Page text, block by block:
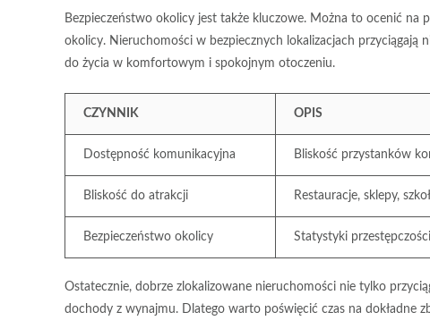
Bezpieczeństwo okolicy jest także kluczowe. Można to ocenić na
okolicy. Nieruchomości w bezpiecznych lokalizacjach przyciągają
do życia w komfortowym i spokojnym otoczeniu.
CZYNNIK OPIS
Dostępność komunikacyjna Bliskość przystanków
Bliskość do atrakcji Restauracje, sklepy,
Bezpieczeństwo okolicy Statystyki
Ostatecznie, dobrze zlokalizowane nieruchomości nie tylko
dochody z wynajmu. Dlatego warto poświęcić czas na dokładne